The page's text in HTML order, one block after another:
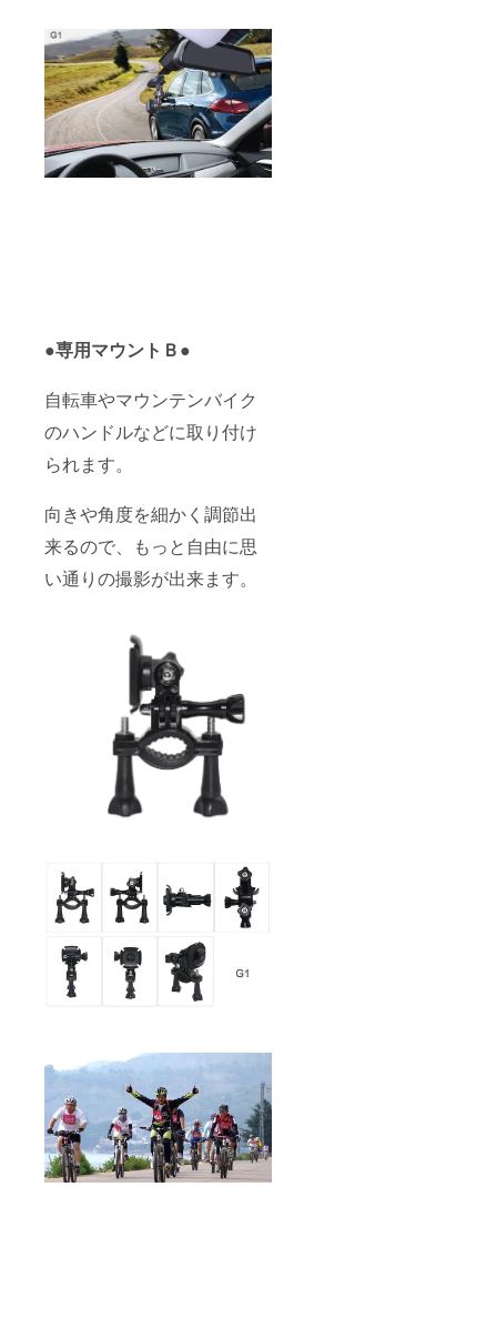
●専用マウントＢ●
自転車やマウンテンバイク
のハンドルなどに取り付け
られます。
向きや角度を細かく調節出
来るので、もっと自由に思
い通りの撮影が出来ます。